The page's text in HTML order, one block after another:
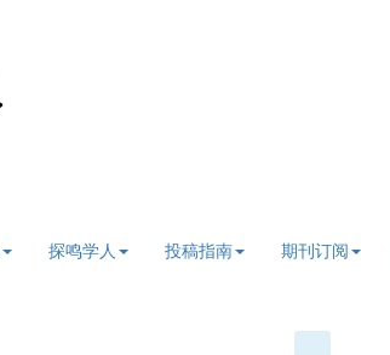
探鸣学人 投稿指南 期刊订阅